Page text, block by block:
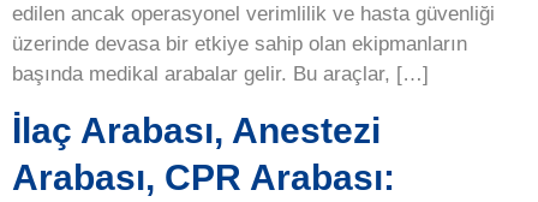
edilen ancak operasyonel verimlilik ve hasta güvenliği
üzerinde devasa bir etkiye sahip olan ekipmanların
başında medikal arabalar gelir. Bu araçlar, […]
İlaç Arabası, Anestezi
Arabası, CPR Arabası: